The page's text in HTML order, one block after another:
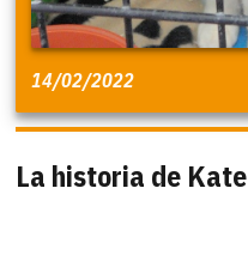
14/02/2022
La historia de Kate